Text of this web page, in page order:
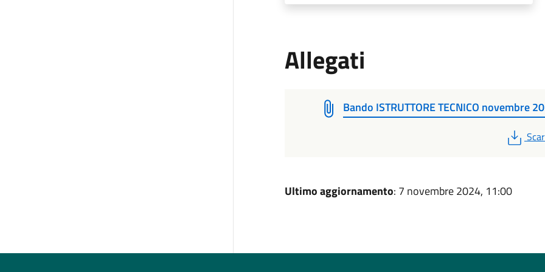
Allegati
Bando ISTRUTTORE TECNICO novembre
PDF
Ultimo aggiornamento: 7 novembre 2024, 11:00